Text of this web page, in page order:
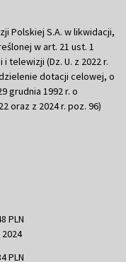
Polskiej S.A. w likwidacji,
w art. 21 ust. 1
telewizji (Dz. U. z 2022 r.
dotacji celowej, o
grudnia 1992 r. o
oraz z 2024 r. poz. 96)
PLN
PLN